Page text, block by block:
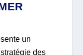
un
des